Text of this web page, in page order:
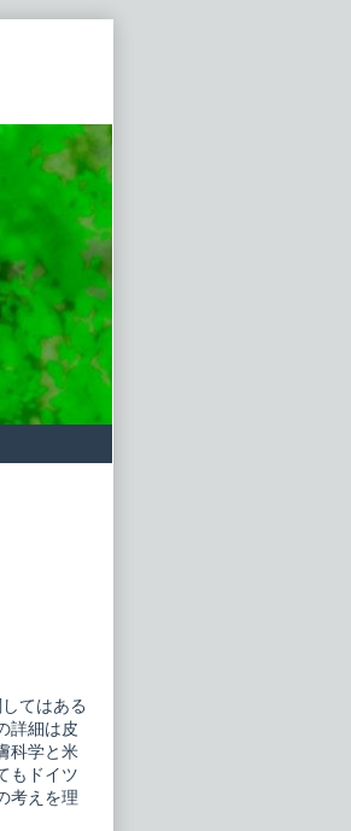
てはある
詳細は皮
科学と米
もドイツ
考えを理